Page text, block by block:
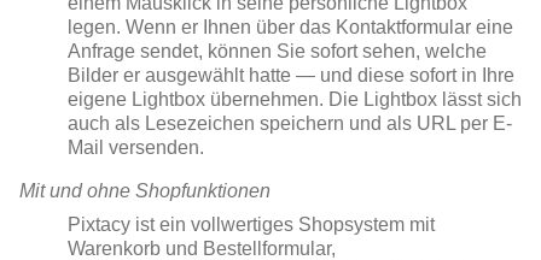
legen. Wenn er Ihnen über das Kontaktformular eine
Anfrage sendet, können Sie sofort sehen, welche
Bilder er ausgewählt hatte — und diese sofort in Ihre
eigene Lightbox übernehmen. Die Lightbox lässt sich
auch als Lesezeichen speichern und als URL per E-
Mail versenden.
Mit und ohne Shopfunktionen
Pixtacy ist ein vollwertiges Shopsystem mit
Warenkorb und Bestellformular,